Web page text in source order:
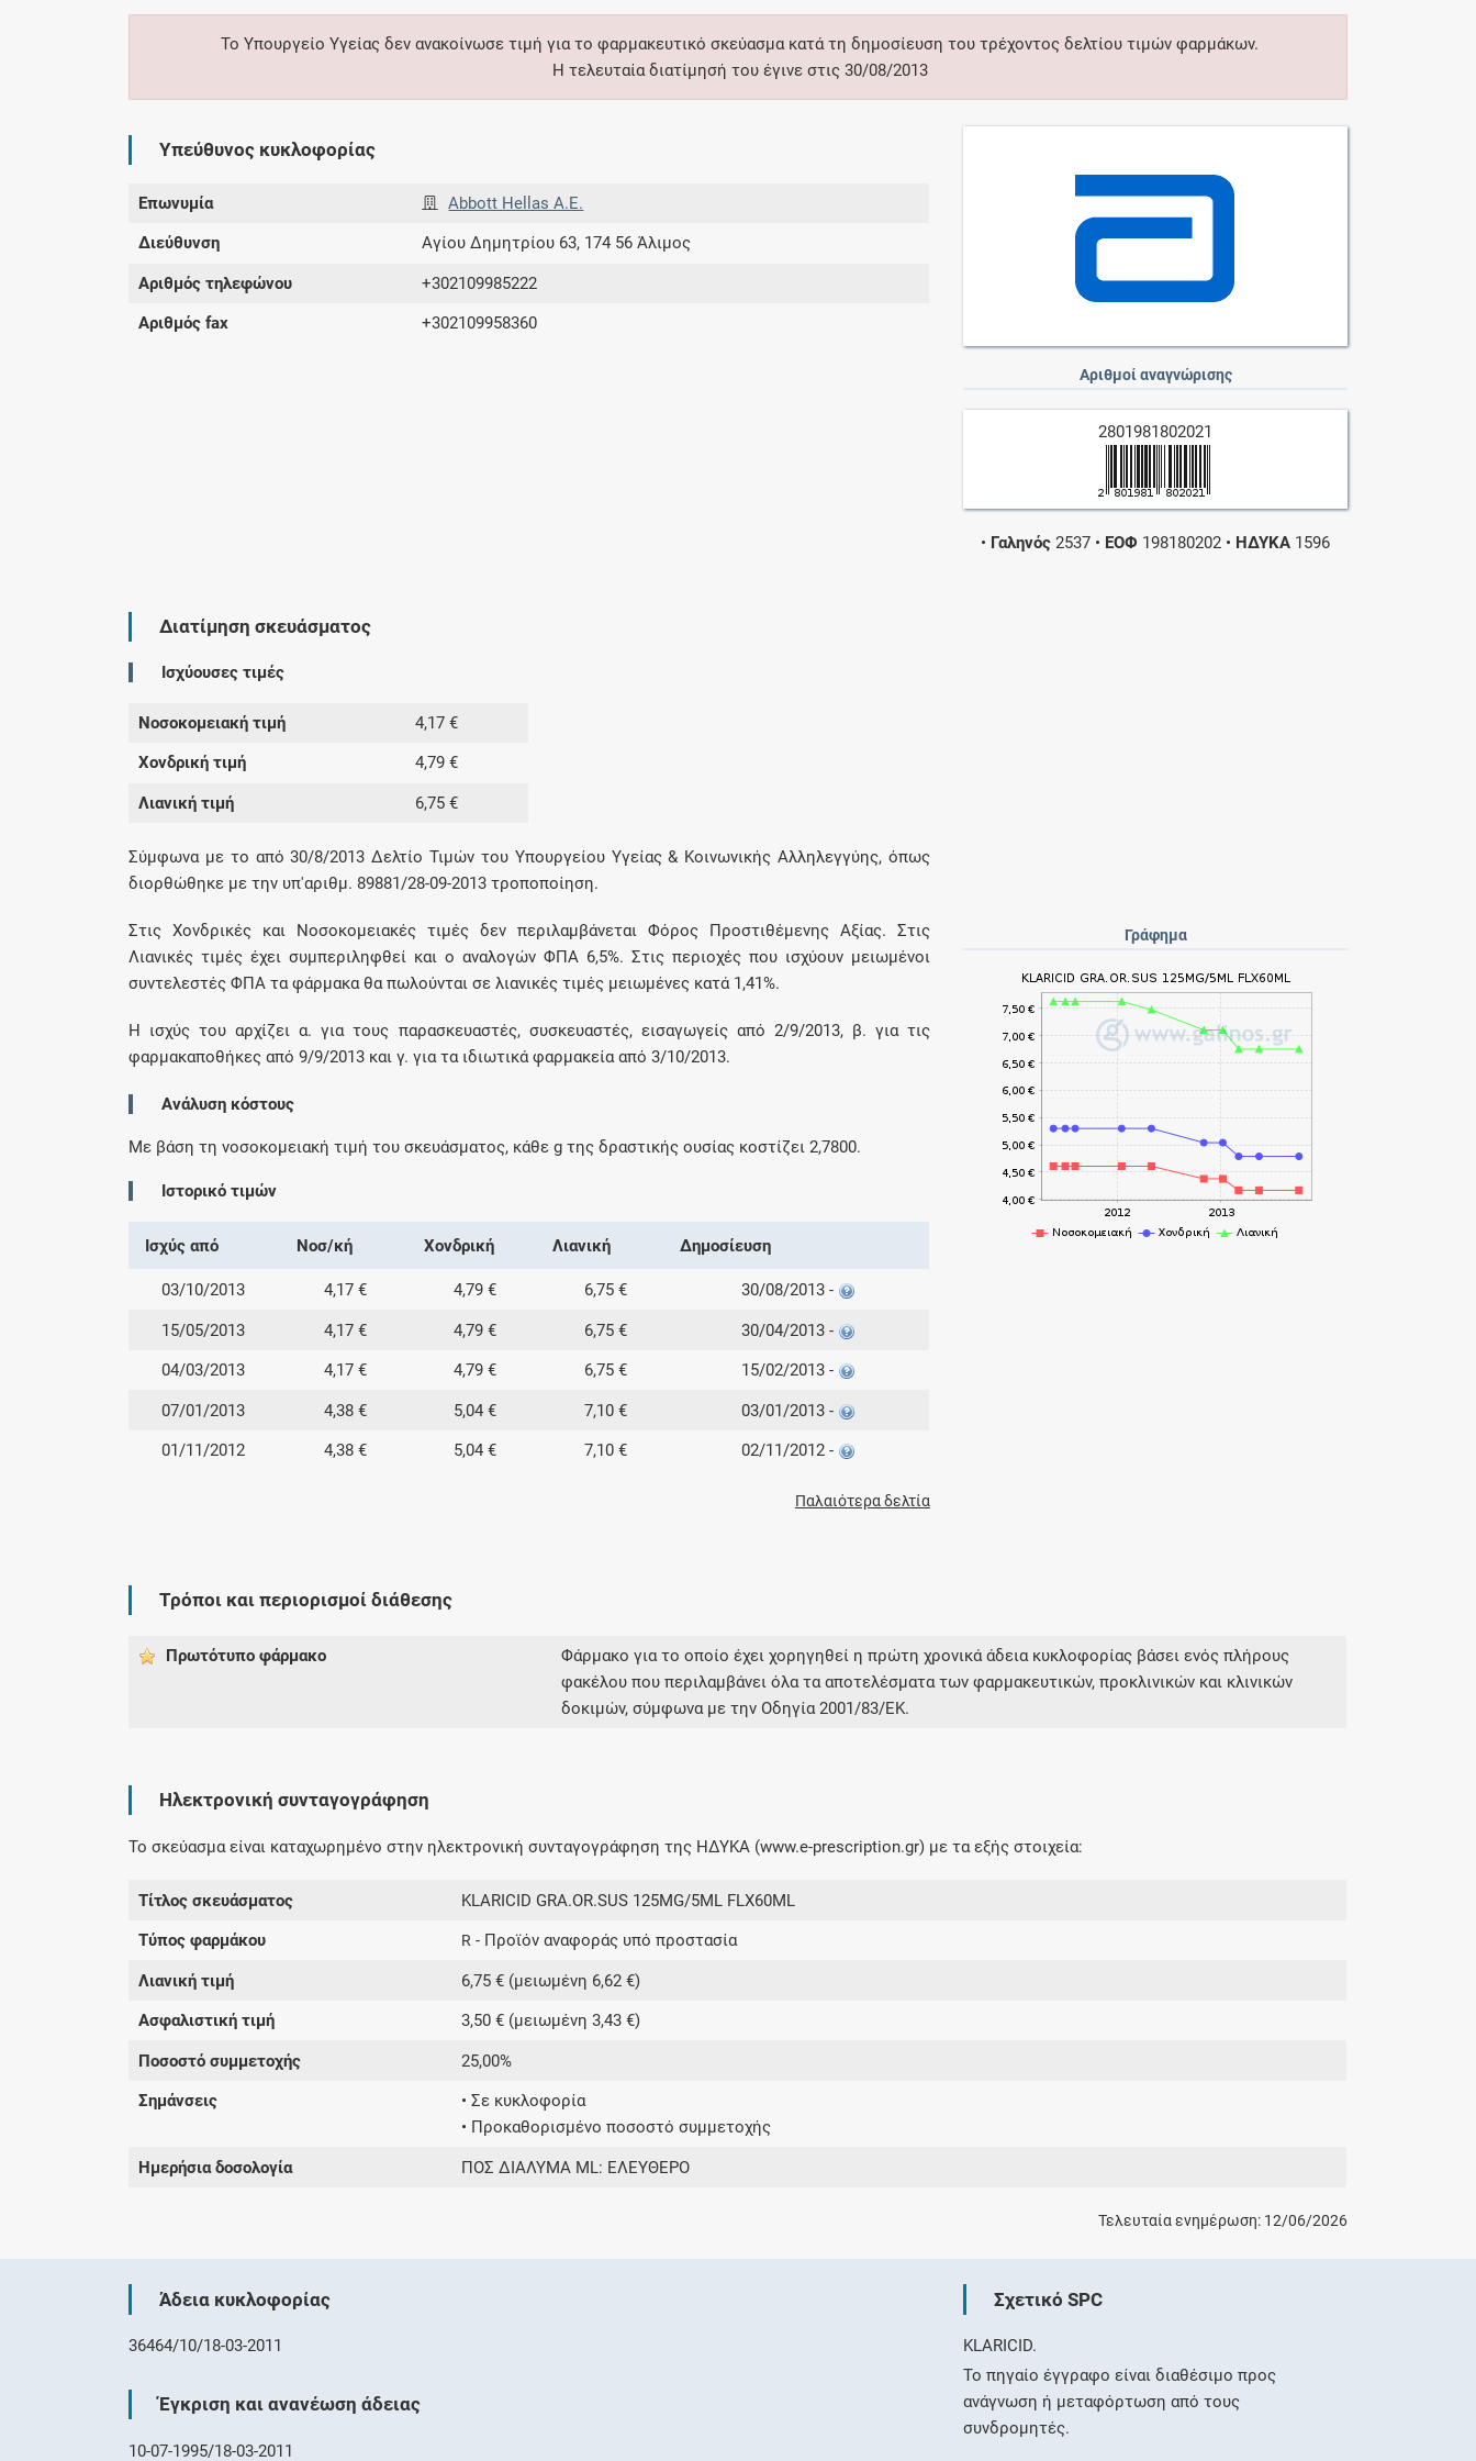
Συνδρομές
Βρείτε θεραπευτικές ενδείξεις και αγωγές για
Το Υπουργείο Υγείας δεν ανακοίνωσε τιμή για το φαρμακευτικό σκεύασμα κατά τη δημοσίευση του τρέχοντος δελτίου τιμών φαρμάκων.
Η τελευταία διατίμησή του έγινε στις 30/08/2013
Υπεύθυνος κυκλοφορίας
Επωνυμία Abbott Hellas Α.Ε.
Διεύθυνση Αγίου Δημητρίου 63, 174 56 Άλιμος
Αριθμός τηλεφώνου +302109985222
Αριθμός fax +302109958360
Αριθμοί αναγνώρισης
2801981802021
• Γαληνός 2537 • ΕΟΦ 198180202 • ΗΔΥΚΑ 1596
Διατίμηση σκευάσματος
Ισχύουσες τιμές
Νοσοκομειακή τιμή 4,17 €
Χονδρική τιμή 4,79 €
Λιανική τιμή 6,75 €
Σύμφωνα με το από 30/8/2013 Δελτίο Τιμών του Υπουργείου Υγείας & Κοινωνικής Αλληλεγγύης, όπως
διορθώθηκε με την υπ'αριθμ. 89881/28-09-2013 τροποποίηση.
Στις Χονδρικές και Νοσοκομειακές τιμές δεν περιλαμβάνεται Φόρος Προστιθέμενης Αξίας. Στις
Λιανικές τιμές έχει συμπεριληφθεί και ο αναλογών ΦΠΑ 6,5%. Στις περιοχές που ισχύουν μειωμένοι
συντελεστές ΦΠΑ τα φάρμακα θα πωλούνται σε λιανικές τιμές μειωμένες κατά 1,41%.
Η ισχύς του αρχίζει α. για τους παρασκευαστές, συσκευαστές, εισαγωγείς από 2/9/2013, β. για τις
φαρμακαποθήκες από 9/9/2013 και γ. για τα ιδιωτικά φαρμακεία από 3/10/2013.
Ανάλυση κόστους
Με βάση τη νοσοκομειακή τιμή του σκευάσματος, κάθεg της δραστικής ουσίας κοστίζει2,7800.
Ιστορικό τιμών
Ισχύς από Νοσ/κή Χονδρική Λιανική Δημοσίευση
03/10/2013 4,17 € 4,79 € 6,75 € 30/08/2013 -
15/05/2013 4,17 € 4,79 € 6,75 € 30/04/2013 -
04/03/2013 4,17 € 4,79 € 6,75 € 15/02/2013 -
07/01/2013 4,38 € 5,04 € 7,10 € 03/01/2013 -
01/11/2012 4,38 € 5,04 € 7,10 € 02/11/2012 -
Παλαιότερα δελτία
Γράφημα
Τρόποι και περιορισμοί διάθεσης
Πρωτότυπο φάρμακo
Φάρμακο για το οποίο έχει χορηγηθεί η πρώτη χρονικά άδεια κυκλοφορίας βάσει ενός πλήρους
φακέλου που περιλαμβάνει όλα τα αποτελέσματα των φαρμακευτικών, προκλινικών και κλινικών
δοκιμών, σύμφωνα με την Οδηγία 2001/83/ΕΚ.
Ηλεκτρονική συνταγογράφηση
Το σκεύασμα είναι καταχωρημένο στην ηλεκτρονική συνταγογράφηση της ΗΔΥΚΑ (www.e-prescription.gr) με τα εξής στοιχεία:
Τίτλος σκευάσματος KLARICID GRA.OR.SUS 125MG/5ML FLX60ML
Τύπος φαρμάκου R- Προϊόν αναφοράς υπό προστασία
Λιανική τιμή 6,75 € (μειωμένη 6,62 €)
Ασφαλιστική τιμή 3,50 € (μειωμένη 3,43 €)
Ποσοστό συμμετοχής 25,00%
Σημάνσεις
• Σε κυκλοφορία
• Προκαθορισμένο ποσοστό συμμετοχής
Ημερήσια δοσολογία ΠΟΣ ΔΙΑΛΥΜΑ ML: ΕΛΕΥΘΕΡΟ
Τελευταία ενημέρωση: 12/06/2026
Άδεια κυκλοφορίας
36464/10/18-03-2011
Έγκριση και ανανέωση άδειας
10-07-1995/18-03-2011
Σχετικό SPC
KLARICID.
Το πηγαίο έγγραφο είναι διαθέσιμο προς
ανάγνωση ή μεταφόρτωση από τους
συνδρομητές.